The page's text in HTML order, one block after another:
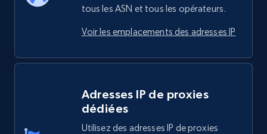
tous les ASN et tous les opérateurs.
Voir les emplacements des adresses IP
Adresses IP de proxies
dédiées
Utilisez des adresses IP de proxies